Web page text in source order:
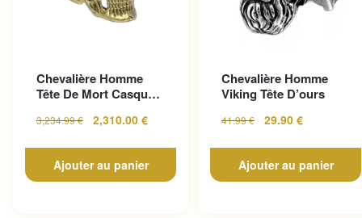
Chevalière Homme
Tête De Mort Casque
3,234.99€ 2,310.00 €
Ajouter au panier
Chevalière Homme
Viking Tête D’ours
41.99€ 29.90 €
Ajouter au panier